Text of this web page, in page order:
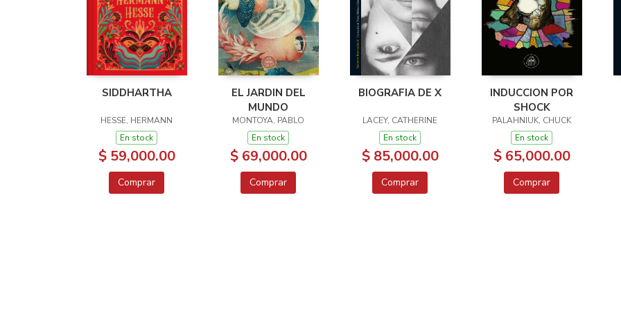
SIDDHARTHA
HESSE, HERMANN
En stock
$ 59,000.00
Comprar
EL JARDIN DEL
MUNDO
MONTOYA, PABLO
En stock
$ 69,000.00
Comprar
BIOGRAFIA DE X
LACEY, CATHERINE
En stock
$ 85,000.00
Comprar
INDUCCION POR
SHOCK
PALAHNIUK, CHUCK
En stock
$ 65,000.00
Comprar